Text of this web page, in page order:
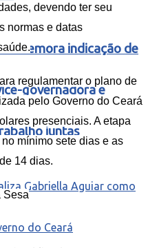
indicação de
governadora e
juntas
devendo ter seu
normas e datas
regulamentar o plano de
pelo Governo do Ceará
presenciais. A etapa
mínimo sete dias e as
14 dias.
Sesa